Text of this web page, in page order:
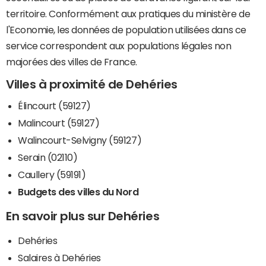
territoire. Conformément aux pratiques du ministère de
l'Economie, les données de population utilisées dans ce
service correspondent aux populations légales non
majorées des villes de France.
Villes à proximité de Dehéries
Élincourt (59127)
Malincourt (59127)
Walincourt-Selvigny (59127)
Serain (02110)
Caullery (59191)
Budgets des villes du Nord
En savoir plus sur Dehéries
Dehéries
Salaires à Dehéries